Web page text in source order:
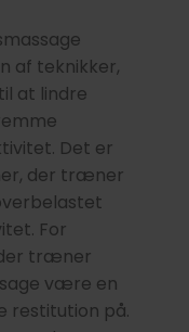
af teknikker,
at lindre
Det er
der træner
For
træner
være en
restitution på.